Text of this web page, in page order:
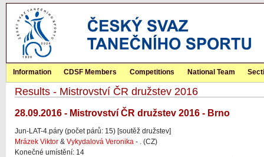
Information CDSF Members Competitions National Team
Results - Mistrovství ČR družstev 2016
28.09.2016 - Mistrovství ČR družstev 2016 - Brno
Jun-LAT-4.páry (počet párů: 15) [soutěž družstev]
Mrázek Viktor & Vykydalová Veronika - . (CZ)
Konečné umístění: 14